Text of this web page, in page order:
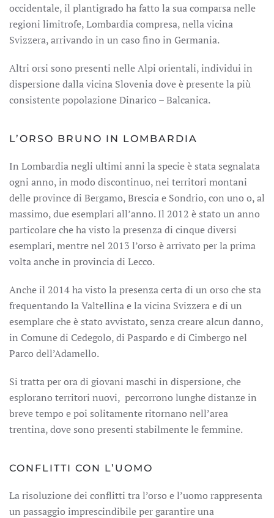
occidentale, il plantigrado ha fatto la sua comparsa nelle
regioni limitrofe, Lombardia compresa, nella vicina
Svizzera, arrivando in un caso fino in Germania.
Altri orsi sono presenti nelle Alpi orientali, individui in
dispersione dalla vicina Slovenia dove è presente la più
consistente popolazione Dinarico – Balcanica.
L’ORSO BRUNO IN LOMBARDIA
In Lombardia negli ultimi anni la specie è stata segnalata
ogni anno, in modo discontinuo, nei territori montani
delle province di Bergamo, Brescia e Sondrio, con uno o, al
massimo, due esemplari all’anno. Il 2012 è stato un anno
particolare che ha visto la presenza di cinque diversi
esemplari, mentre nel 2013 l’orso è arrivato per la prima
volta anche in provincia di Lecco.
Anche il 2014 ha visto la presenza certa di un orso che sta
frequentando la Valtellina e la vicina Svizzera e di un
esemplare che è stato avvistato, senza creare alcun danno,
in Comune di Cedegolo, di Paspardo e di Cimbergo nel
Parco dell’Adamello.
Si tratta per ora di giovani maschi in dispersione, che
esplorano territori nuovi, percorrono lunghe distanze in
breve tempo e poi solitamente ritornano nell’area
trentina, dove sono presenti stabilmente le femmine.
CONFLITTI CON L’UOMO
La risoluzione dei conflitti tra l’orso e l’uomo rappresenta
un passaggio imprescindibile per garantire una